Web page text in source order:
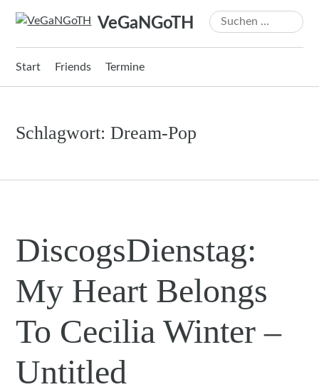
Inhalt
VeGaNGoTH
Suchen
nach:
Start Friends Termine
Schlagwort:Dream-Pop
DiscogsDienstag:
My Heart Belongs
To Cecilia Winter –
Untitled